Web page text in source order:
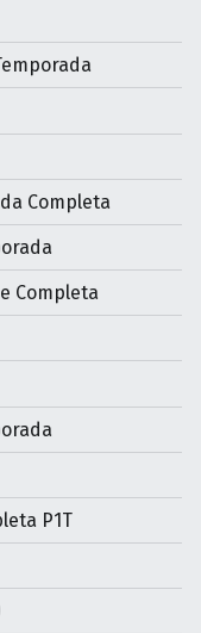
Completa
Completa
P1T